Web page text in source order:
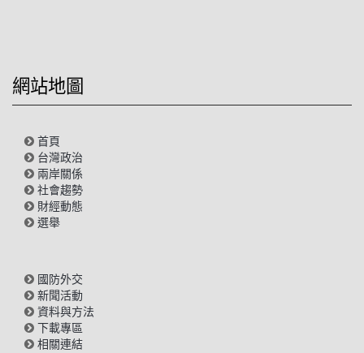
網站地圖
首頁
台灣政治
兩岸關係
社會趨勢
財經動態
選舉
國防外交
新聞活動
資料與方法
下載專區
相關連結